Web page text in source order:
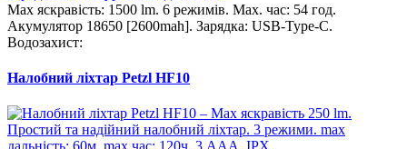
Max яскравість: 1500 lm. 6 режимів. Max. час: 54 год.
Акумулятор 18650 [2600mah]. Зарядка: USB-Type-C.
Водозахист:
Налобний ліхтар Petzl HF10